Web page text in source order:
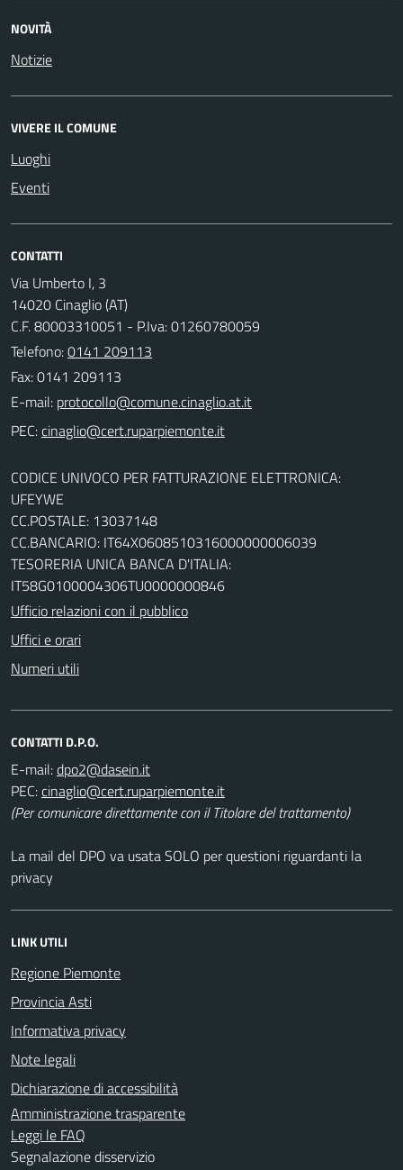
NOVITÀ
Notizie
VIVERE IL COMUNE
Luoghi
Eventi
CONTATTI
Via Umberto I, 3
14020 Cinaglio (AT)
C.F. 80003310051 - P.Iva: 01260780059
Telefono:0141 209113
Fax: 0141 209113
E-mail:
PEC:
CODICE UNIVOCO PER FATTURAZIONE ELETTRONICA:
UFEYWE
CC.POSTALE: 13037148
CC.BANCARIO: IT64X0608510316000000006039
TESORERIA UNICA BANCA D'ITALIA:
IT58G0100004306TU0000000846
Ufficio relazioni con il pubblico
Uffici e orari
Numeri utili
CONTATTI D.P.O.
E-mail:
PEC:
(Per comunicare direttamente con il Titolare del trattamento)
La mail del DPO va usata SOLO per questioni riguardanti la
privacy
LINK UTILI
Regione Piemonte
Provincia Asti
Informativa privacy
Note legali
Dichiarazione di accessibilità
Amministrazione trasparente
Leggi le FAQ
Segnalazione disservizio